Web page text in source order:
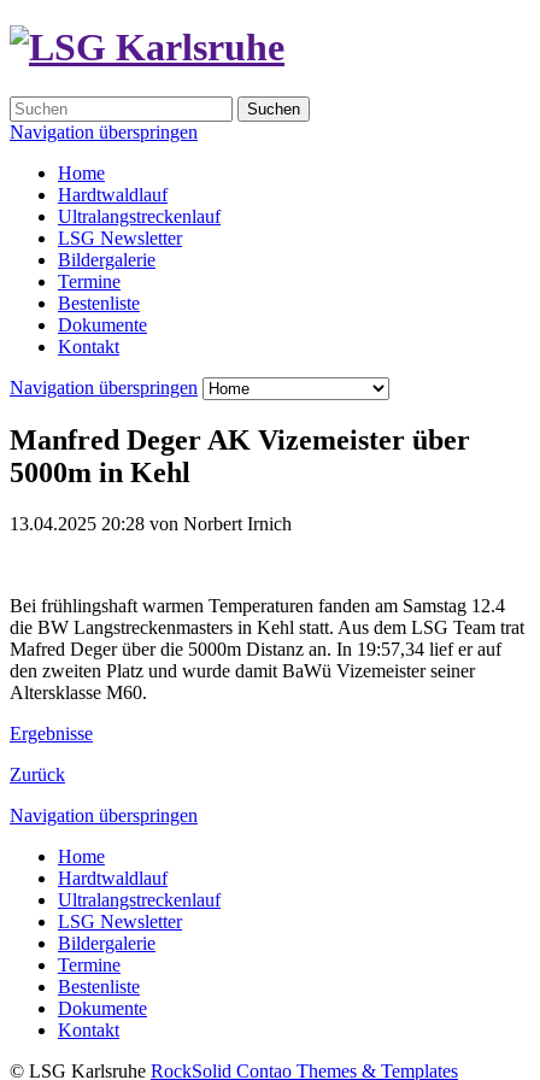
Suchen
Navigation überspringen
Home
Hardtwaldlauf
Ultralangstreckenlauf
LSG Newsletter
Bildergalerie
Termine
Bestenliste
Dokumente
Kontakt
Navigation überspringen
Manfred Deger AK Vizemeister über
5000m in Kehl
13.04.2025 20:28 von Norbert Irnich
Bei frühlingshaft warmen Temperaturen fanden am Samstag 12.4
die BW Langstreckenmasters in Kehl statt. Aus dem LSG Team trat
Mafred Deger über die 5000m Distanz an. In 19:57,34 lief er auf
den zweiten Platz und wurde damit BaWü Vizemeister seiner
Altersklasse M60.
Ergebnisse
Zurück
Navigation überspringen
Home
Hardtwaldlauf
Ultralangstreckenlauf
LSG Newsletter
Bildergalerie
Termine
Bestenliste
Dokumente
Kontakt
© LSG Karlsruhe RockSolid Contao Themes & Templates